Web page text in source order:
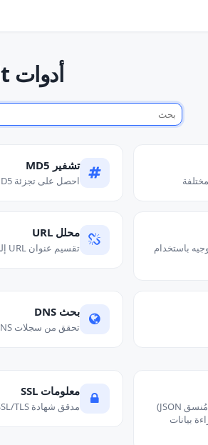
أدوات Semalt
تشفير MD5
احصل على تجزئة MD5 من السلسلة عبر الإنترنت
باستخدام
محلل URL
تقسيم عنوان URL إلى أجزاء قابلة للقراءة
بحث DNS
تحقق من سجلات DNS للمجال
أداة تجميل JSON (عارض JSON ، مُنسق JSON)
بيانات
معلومات SSL
مدقق شهادة SSL/TLS